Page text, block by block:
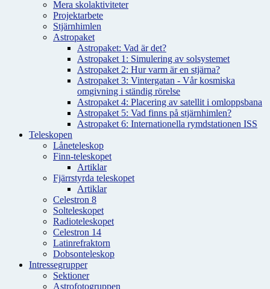
Mera skolaktiviteter
Projektarbete
Stjärnhimlen
Astropaket
Astropaket: Vad är det?
Astropaket 1: Simulering av solsystemet
Astropaket 2: Hur varm är en stjärna?
Astropaket 3: Vintergatan - Vår kosmiska
omgivning i ständig rörelse
Astropaket 4: Placering av satellit i omloppsbana
Astropaket 5: Vad finns på stjärnhimlen?
Astropaket 6: Internationella rymdstationen ISS
Teleskopen
Låneteleskop
Finn-teleskopet
Artiklar
Fjärrstyrda teleskopet
Artiklar
Celestron 8
Solteleskopet
Radioteleskopet
Celestron 14
Latinrefraktorn
Dobsonteleskop
Intressegrupper
Sektioner
Astrofotogruppen